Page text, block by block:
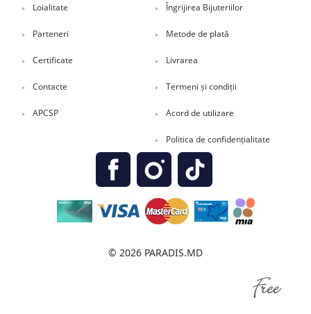
Loialitate
Parteneri
Certificate
Contacte
APCSP
Îngrijirea Bijuteriilor
Metode de plată
Livrarea
Termeni și condiții
Acord de utilizare
Politica de confidențialitate
© 2026 PARADIS.MD